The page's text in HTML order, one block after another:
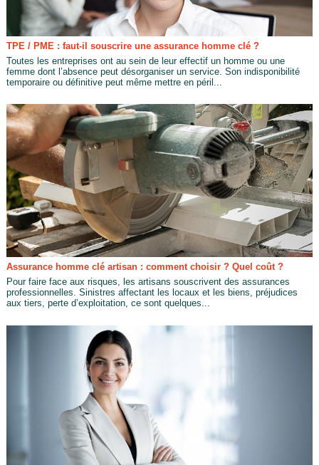
TPE / PME : faut-il souscrire une assurance homme clé ?
Toutes les entreprises ont au sein de leur effectif un homme ou une
femme dont l’absence peut désorganiser un service. Son indisponibilité
temporaire ou définitive peut même mettre en péril...
Assurance homme clé artisan : comment choisir ? Quel coût ?
Pour faire face aux risques, les artisans souscrivent des assurances
professionnelles. Sinistres affectant les locaux et les biens, préjudices
aux tiers, perte d’exploitation, ce sont quelques...